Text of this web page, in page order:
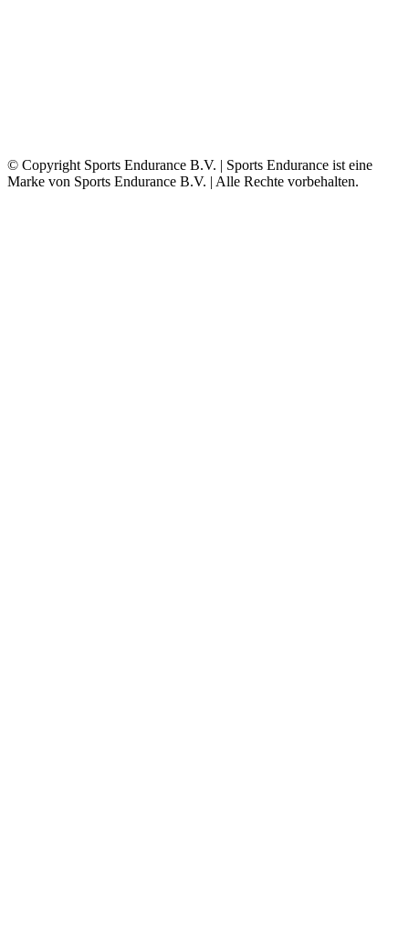
© Copyright Sports Endurance B.V. | Sports Endurance ist eine
Marke von Sports Endurance B.V. | Alle Rechte vorbehalten.